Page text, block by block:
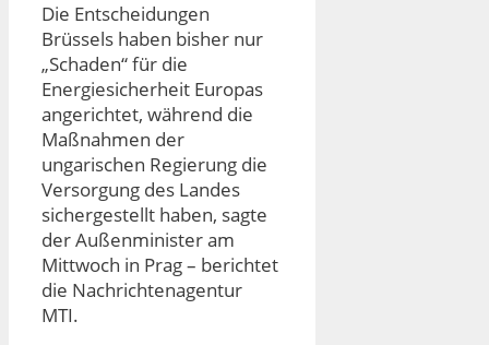
Die Entscheidungen
Brüssels haben bisher nur
„Schaden“ für die
Energiesicherheit Europas
angerichtet, während die
Maßnahmen der
ungarischen Regierung die
Versorgung des Landes
sichergestellt haben, sagte
der Außenminister am
Mittwoch in Prag – berichtet
die Nachrichtenagentur
MTI.